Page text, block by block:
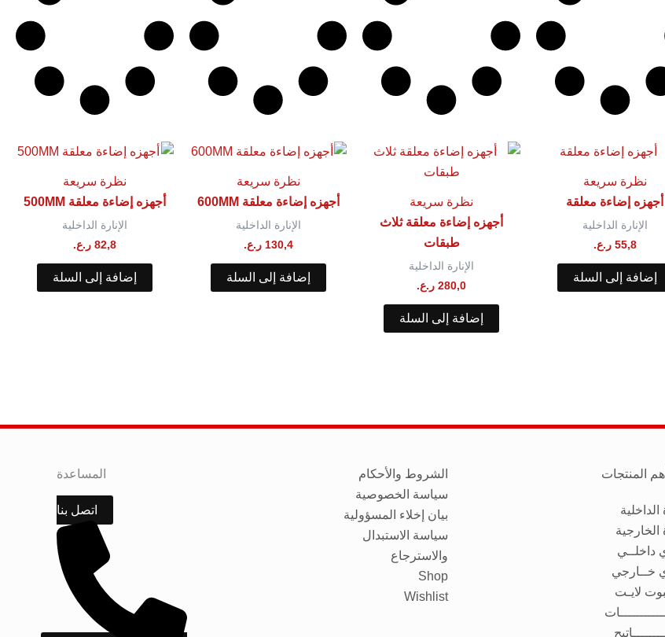
نظرة سريعة
أجهزه إضاءة معلقة
الإنارة الداخلية
55,8 ر.ع.
إضافة إلى السلة
نظرة سريعة
أجهزه إضاءة معلقة ثلاث
طبقات
الإنارة الداخلية
280,0 ر.ع.
إضافة إلى السلة
نظرة سريعة
أجهزه إضاءة معلقة 600MM
الإنارة الداخلية
130,4 ر.ع.
إضافة إلى السلة
نظرة سريعة
أجهزه إضاءة معلقة 500MM
الإنارة الداخلية
82,8 ر.ع.
إضافة إلى السلة
أهم المنتجات
الداخلية
الخارجية
داخلــي
خــارجي
لايـت
الشروط والأحكام
سياسة الخصوصية
بيان إخلاء المسؤولية
سياسة الاستبدال
والاسترجاع
Shop
Wishlist
المساعدة
اتصل بنا